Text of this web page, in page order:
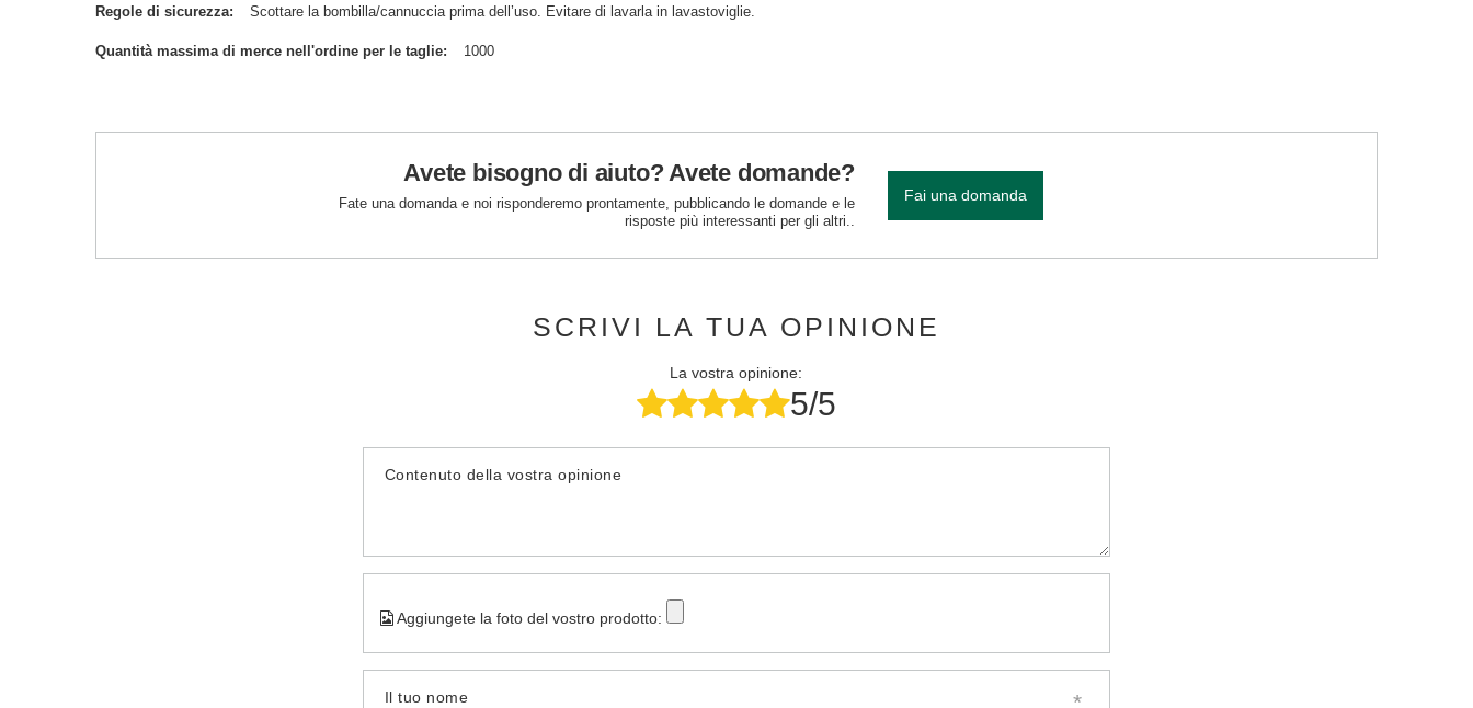
Regole di sicurezza Scottare la bombilla/cannuccia prima dell’uso. Evitare di lavarla in lavastoviglie.
Quantità massima di merce nell'ordine per le taglie 1000
Avete bisogno di aiuto? Avete domande?
Fate una domanda e noi risponderemo prontamente, pubblicando le domande e le
risposte più interessanti per gli altri..
Fai una domanda
SCRIVI LA TUA OPINIONE
La vostra opinione:
5/5
Contenuto della vostra opinione
Aggiungete la foto del vostro prodotto:
Il tuo nome